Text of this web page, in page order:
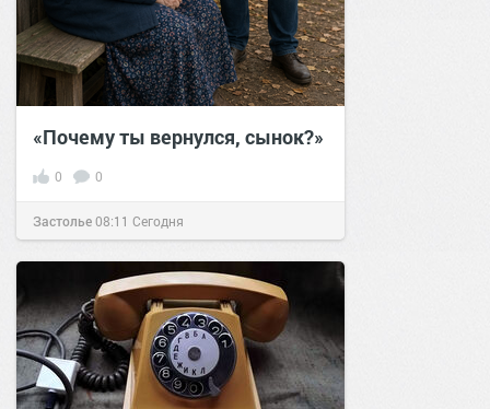
«Почему ты вернулся, сынок?»
0 0
Застолье08:11 Сегодня